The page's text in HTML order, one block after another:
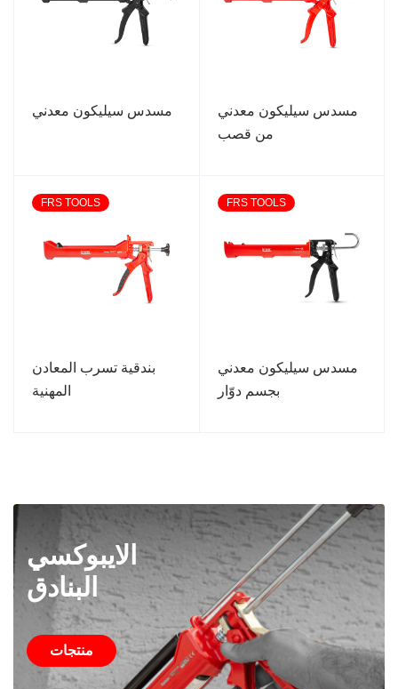
مسدس سيليكون معدني
مسدس سيليكون معدني
من قصب
FRS TOOLS
بندقية تسرب المعادن
المهنية
FRS TOOLS
مسدس سيليكون معدني
بجسم دوّار
الايبوكسي
البنادق
منتجات